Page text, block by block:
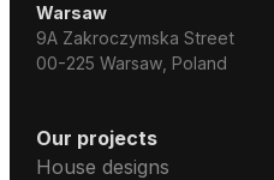
Warsaw
9A Zakroczymska Street
00-225 Warsaw, Poland
Our projects
House designs